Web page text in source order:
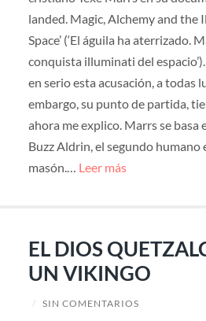
landed. Magic, Alchemy and
Space’ (‘El águila ha aterrizado.
conquista illuminati del
en serio esta acusación, a todas
embargo, su punto de partida,
ahora me explico. Marrs se basa
Buzz Aldrin, el segundo humano
masón.… Leer más
EL DIOS
UN VIKINGO
/ SIN COMENTARIOS